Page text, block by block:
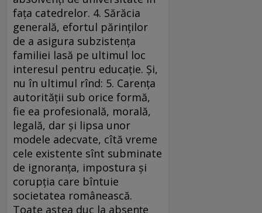
faţa catedrelor. 4. Sărăcia
generală, efortul părinţilor
de a asigura subzistenţa
familiei lasă pe ultimul loc
interesul pentru educaţie. Şi,
nu în ultimul rînd: 5. Carenţa
autorităţii sub orice formă,
fie ea profesională, morală,
legală, dar şi lipsa unor
modele adecvate, cîtă vreme
cele existente sînt subminate
de ignoranţa, impostura şi
corupţia care bîntuie
societatea românească.
Toate astea duc la absenţe